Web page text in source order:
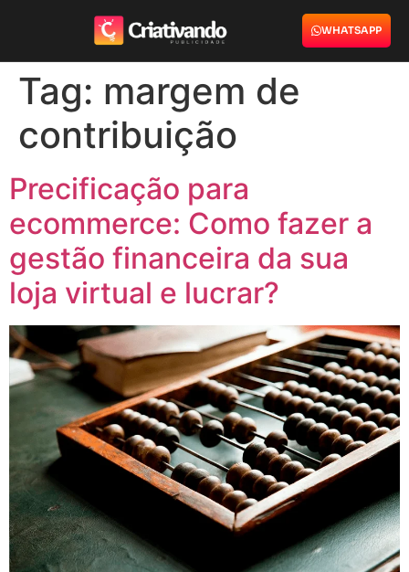
WHATSAPP
Tag: margem de
contribuição
Precificação para
ecommerce: Como fazer a
gestão financeira da sua
loja virtual e lucrar?